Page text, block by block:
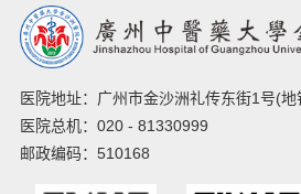
医院地址：广州市金沙洲礼传东街1号(
医院总机：020 - 81330999
邮政编码：510168